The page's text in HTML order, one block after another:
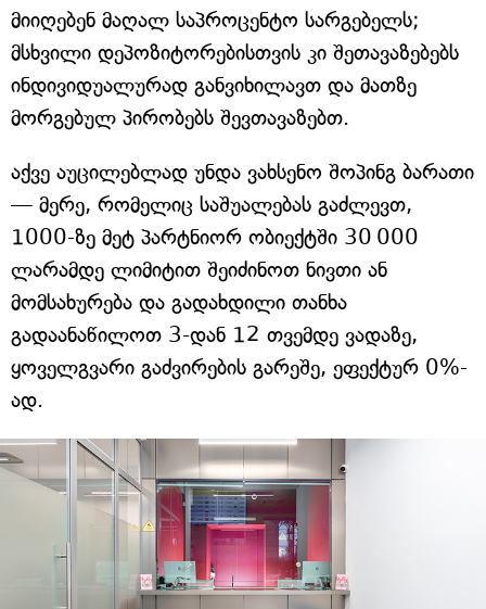
მიიღებენ მაღალ საპროცენტო სარგებელს;
მსხვილი დეპოზიტორებისთვის კი შეთავაზებებს
ინდივიდუალურად განვიხილავთ და მათზე
მორგებულ პირობებს შევთავაზებთ.
აქვე აუცილებლად უნდა ვახსენო შოპინგ ბარათი
— მერე, რომელიც საშუალებას გაძლევთ,
1000-ზე მეტ პარტნიორ ობიექტში 30 000
ლარამდე ლიმიტით შეიძინოთ ნივთი ან
მომსახურება და გადახდილი თანხა
გადაანაწილოთ 3-დან 12 თვემდე ვადაზე,
ყოველგვარი გაძვირების გარეშე, ეფექტურ 0%-
ად.